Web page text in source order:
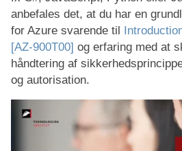
anbefales det, at du har en
for Azure svarende til
[AZ-900T00] og erfaring med at
håndtering af
og autorisation.